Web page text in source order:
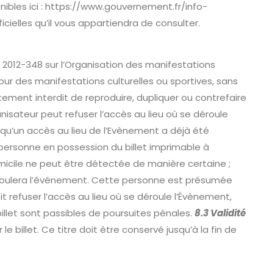
ici : https://www.gouvernement.fr/info-
qu’il vous appartiendra de consulter.
348 sur l’Organisation des manifestations
des manifestations culturelles ou sportives, sans
interdit de reproduire, dupliquer ou contrefaire
peut refuser l’accès au lieu où se déroule
accès au lieu de l’Evènement a déjà été
en possession du billet imprimable à
ne peut être détectée de manière certaine ;
l’événement. Cette personne est présumée
l’accès au lieu où se déroule l’Évènement,
sont passibles de poursuites pénales. 8.3 Validité
billet. Ce titre doit être conservé jusqu’à la fin de